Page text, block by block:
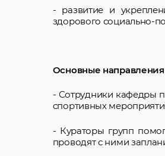
- развитие и
здорового социально-
Основные
- Сотрудники кафедры
спортивных
- Кураторы групп
проводят с ними